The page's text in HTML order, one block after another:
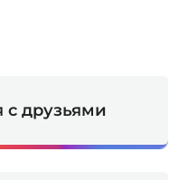
с друзьями